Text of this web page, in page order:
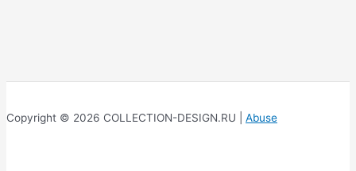
Copyright © 2026 COLLECTION-DESIGN.RU | Abuse